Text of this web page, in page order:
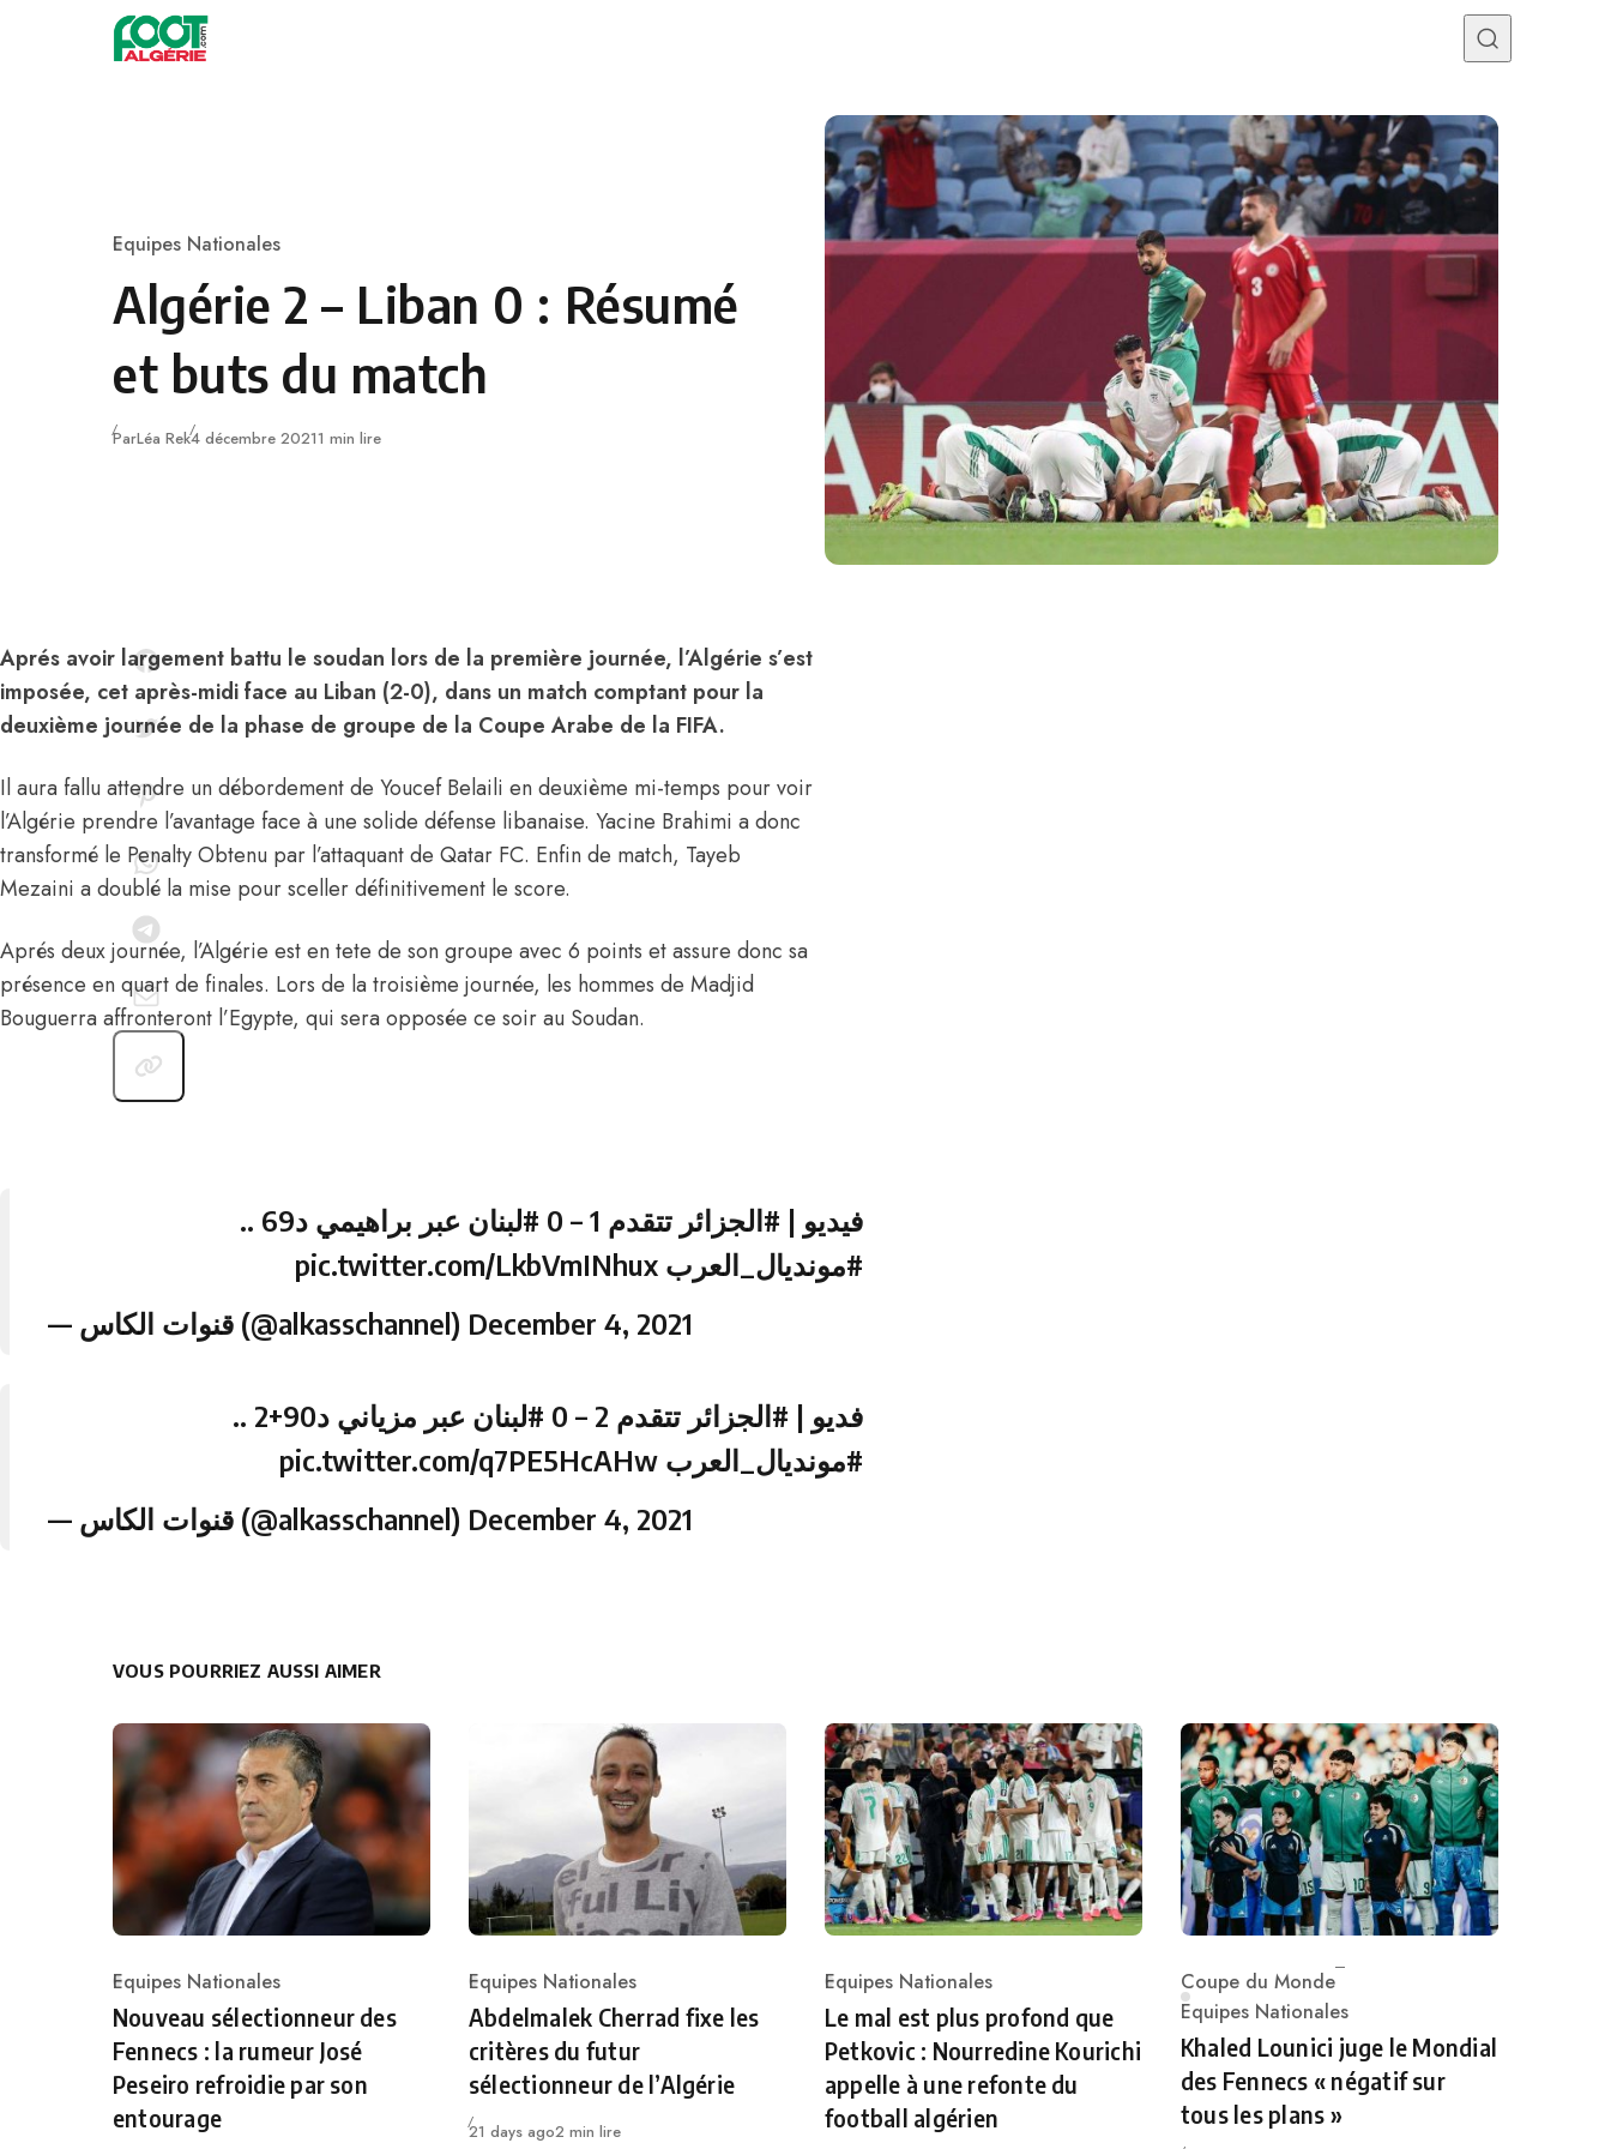
Skip to content
Category
Equipes Nationales
Algérie 2 – Liban 0 : Résumé
et buts du match
ParLéa RekPublié
4 décembre 20211 min lire
Aprés avoir largement battu le soudan lors de la première journée, l’Algérie s’est
imposée, cet après-midi face au Liban (2-0), dans un match comptant pour la
deuxième journée de la phase de groupe de la Coupe Arabe de la FIFA.
Il aura fallu attendre un débordement de Youcef Belaili en deuxième mi-temps pour voir
l’Algérie prendre l’avantage face à une solide défense libanaise. Yacine Brahimi a donc
transformé le Penalty Obtenu par l’attaquant de Qatar FC. Enfin de match, Tayeb
Mezaini a doublé la mise pour sceller définitivement le score.
Aprés deux journée, l’Algérie est en tete de son groupe avec 6 points et assure donc sa
présence en quart de finales. Lors de la troisième journée, les hommes de Madjid
Bouguerra affronteront l’Egypte, qui sera opposée ce soir au Soudan.
فيديو | #الجزائر تتقدم 1 – 0 #لبنان عبر براهيمي د69 ..
#مونديال_العرب pic.twitter.com/LkbVmINhux
— قنوات الكاس (@alkasschannel) December 4, 2021
فديو | #الجزائر تتقدم 2 – 0 #لبنان عبر مزياني د90+2 ..
#مونديال_العرب pic.twitter.com/q7PE5HcAHw
— قنوات الكاس (@alkasschannel) December 4, 2021
VOUS POURRIEZ AUSSI AIMER
Category
Equipes Nationales
Nouveau sélectionneur des
Fennecs : la rumeur José
Peseiro refroidie par son
entourage
Category
Equipes Nationales
Abdelmalek Cherrad fixe les
critères du futur
sélectionneur de l’Algérie
Publié
21 days ago2 min lire
Category
Equipes Nationales
Le mal est plus profond que
Petkovic : Nourredine Kourichi
appelle à une refonte du
football algérien
Category
Coupe du Monde
Equipes Nationales
Khaled Lounici juge le Mondial
des Fennecs « négatif sur
tous les plans »